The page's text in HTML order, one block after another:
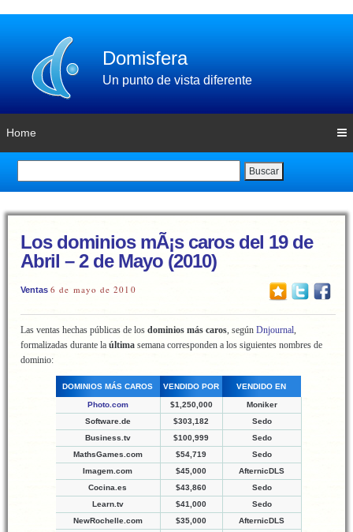
Domisfera
Un punto de vista diferente
Home
Buscar
Los dominios mÃ¡s caros del 19 de
Abril – 2 de Mayo (2010)
Ventas 6 de mayo de 2010
Las ventas hechas públicas de los dominios más caros, según Dnjournal,
formalizadas durante la última semana corresponden a los siguientes nombres de
dominio:
DOMINIOS MÁS CAROS VENDIDO POR VENDIDO EN
Photo.com $1,250,000
Moniker
Software.de
$303,182
Sedo
Business.tv
$100,999
Sedo
MathsGames.com
$54,719
Sedo
Imagem.com
$45,000
AfternicDLS
Cocina.es
$43,860
Sedo
Learn.tv
$41,000
Sedo
NewRochelle.com
$35,000
AfternicDLS